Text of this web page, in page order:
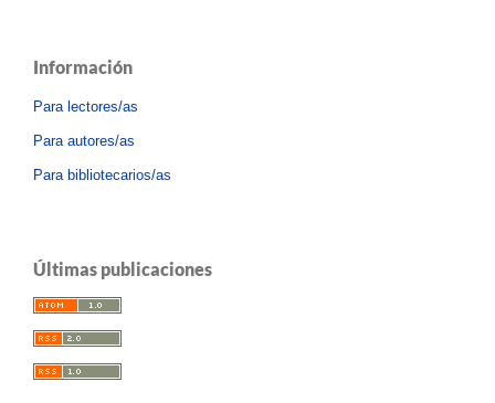
Información
Para lectores/as
Para autores/as
Para bibliotecarios/as
Últimas publicaciones